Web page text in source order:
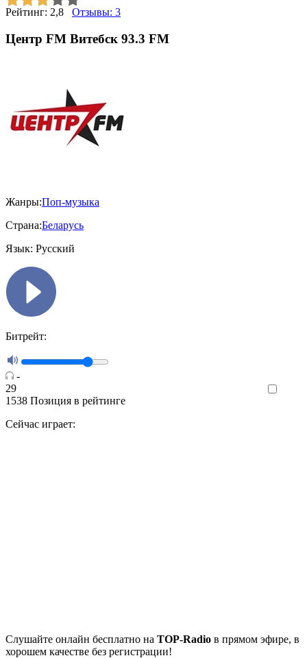
Рейтинг: 2,8 Отзывы: 3
Центр FM Витебск 93.3 FM
Жанры:Поп-музыка
Страна:Беларусь
Язык: Русский
Битрейт:
-
29
1538 Позиция в рейтинге
Сейчас играет:
Cлушайте онлайн бесплатно на TOP-Radio в прямом эфире, в
хорошем качестве без регистрации!